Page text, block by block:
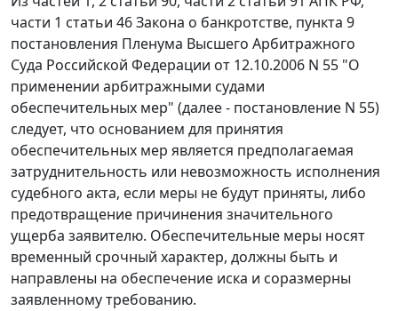
части 1 статьи 46 Закона о банкротстве, пункта 9
постановления Пленума Высшего Арбитражного
Суда Российской Федерации от 12.10.2006 N 55 "О
применении арбитражными судами
обеспечительных мер" (далее - постановление N 55)
следует, что основанием для принятия
обеспечительных мер является предполагаемая
затруднительность или невозможность исполнения
судебного акта, если меры не будут приняты, либо
предотвращение причинения значительного
ущерба заявителю. Обеспечительные меры носят
временный срочный характер, должны быть и
направлены на обеспечение иска и соразмерны
заявленному требованию.